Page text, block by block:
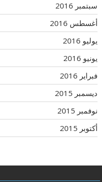
سبتمبر 2016
أغسطس 2016
يوليو 2016
يونيو 2016
فبراير 2016
ديسمبر 2015
نوفمبر 2015
أكتوبر 2015